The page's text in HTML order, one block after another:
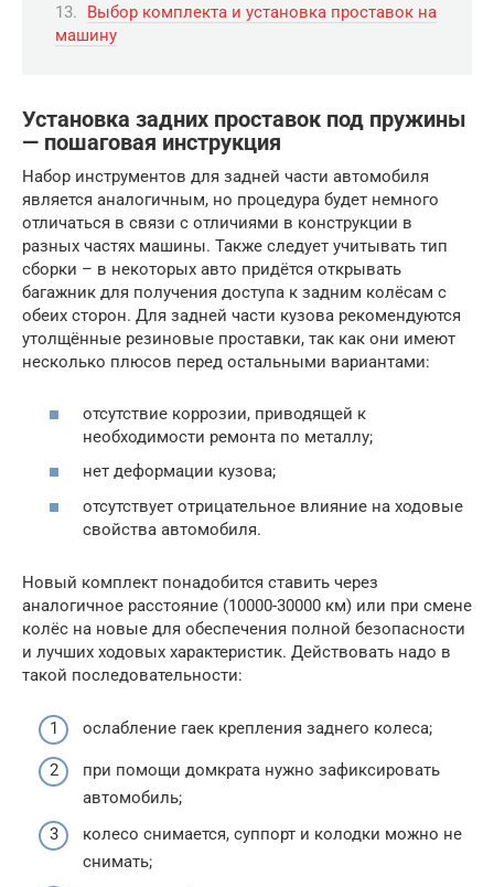
Выбор комплекта и установка проставок на
машину
Установка задних проставок под пружины
— пошаговая инструкция
Набор инструментов для задней части автомобиля
является аналогичным, но процедура будет немного
отличаться в связи с отличиями в конструкции в
разных частях машины. Также следует учитывать тип
сборки – в некоторых авто придётся открывать
багажник для получения доступа к задним колёсам с
обеих сторон. Для задней части кузова рекомендуются
утолщённые резиновые проставки, так как они имеют
несколько плюсов перед остальными вариантами:
отсутствие коррозии, приводящей к
необходимости ремонта по металлу;
нет деформации кузова;
отсутствует отрицательное влияние на ходовые
свойства автомобиля.
Новый комплект понадобится ставить через
аналогичное расстояние (10000-30000 км) или при смене
колёс на новые для обеспечения полной безопасности
и лучших ходовых характеристик. Действовать надо в
такой последовательности:
ослабление гаек крепления заднего колеса;
при помощи домкрата нужно зафиксировать
автомобиль;
колесо снимается, суппорт и колодки можно не
снимать;